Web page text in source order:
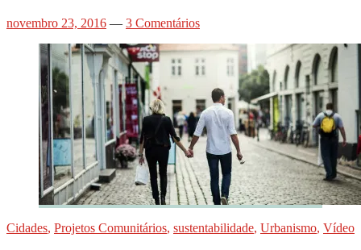
novembro 23, 2016 — 3 Comentários
Cidades, Projetos Comunitários, sustentabilidade, Urbanismo, Vídeo